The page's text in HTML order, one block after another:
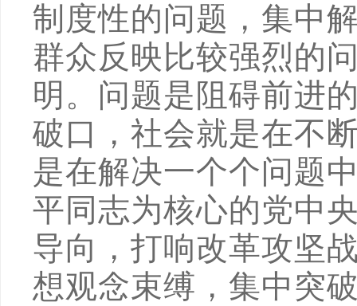
制度性的问题，集中
群众反映比较强烈的
明。问题是阻碍前进
破口，社会就是在不
是在解决一个个问题
平同志为核心的党中
导向，打响改革攻坚
想观念束缚，集中突